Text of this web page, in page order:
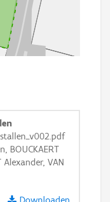
BOUCKAERT
Alexander, VAN